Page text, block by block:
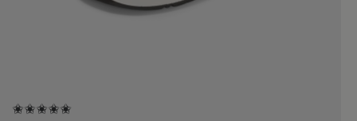
✬✬✬✬✬